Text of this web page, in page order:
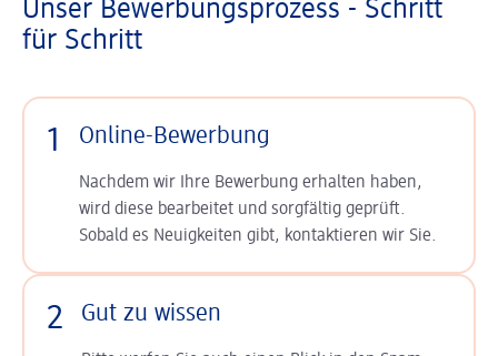
Unser Bewerbungsprozess - Schritt
für Schritt
1 Online-Bewerbung
Nachdem wir Ihre Bewerbung erhalten haben,
wird diese bearbeitet und sorgfältig geprüft.
Sobald es Neuigkeiten gibt, kontaktieren wir Sie.
2 Gut zu wissen